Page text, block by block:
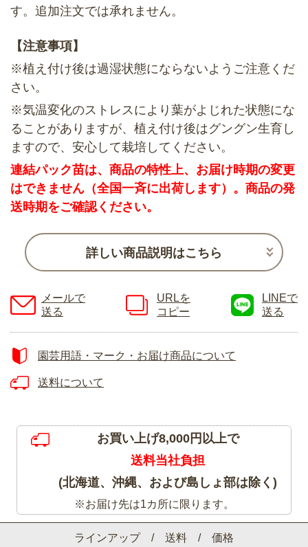
ラインアップ / 送料 / 価格
す。追加注文では承れません。
【注意事項】
※植え付け後は過湿状態にならないようご注意くだ
さい。
※気温変化のストレスにより葉がよじれた状態にな
ることがありますが、植え付け後はグングン生育し
ますので、安心して栽培してください。
連結パック苗は、商品の特性上、お届け時期の変更
はできません（全国一斉に出荷します）。商品の発
送時期をご確認ください。
詳しい商品説明はこちら
メールで
送る
URLを
コピー
LINEで
送る
園芸用語・マーク・お届け商品について
送料について
お買い上げ8,000円以上で
送料当社負担
(北海道、沖縄、および島しょ部は除く)
※お届け先は1カ所に限ります。